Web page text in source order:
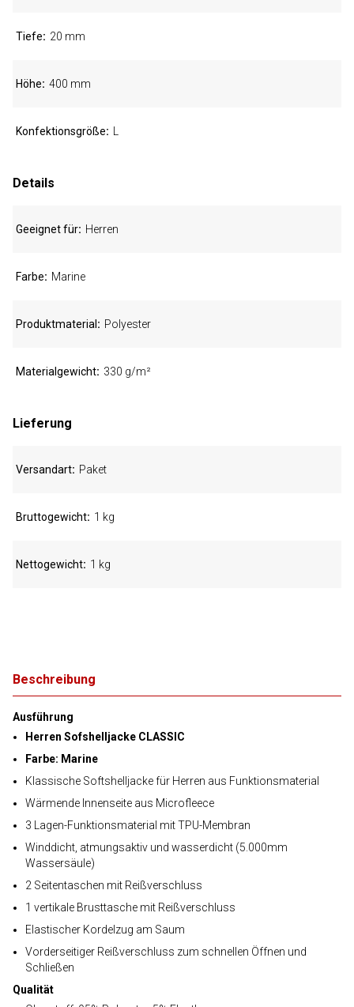
Beschreibung
Ausführung
Herren Sofshelljacke CLASSIC
Farbe: Marine
Klassische Softshelljacke für Herren aus Funktionsmaterial
Wärmende Innenseite aus Microfleece
3 Lagen-Funktionsmaterial mit TPU-Membran
Winddicht, atmungsaktiv und wasserdicht (5.000mm
Wassersäule)
2 Seitentaschen mit Reißverschluss
1 vertikale Brusttasche mit Reißverschluss
Elastischer Kordelzug am Saum
Vorderseitiger Reißverschluss zum schnellen Öffnen und
Schließen
Qualität
Tiefe 20 mm
Höhe 400 mm
Konfektionsgröße
Details
Geeignet für Herren
Farbe Marine
Produktmaterial Polyester
Materialgewicht 330 g/m²
Lieferung
Versandart Paket
Bruttogewicht 1 kg
Nettogewicht 1 kg